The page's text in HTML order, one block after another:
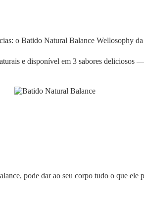
o Batido Natural Balance Wellosophy
e disponível em 3 sabores deliciosos —
pode dar ao seu corpo tudo o que ele